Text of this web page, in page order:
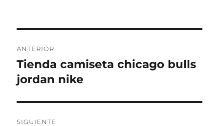
de
entradas
ANTERIOR
Entrada
anterior:
Tienda camiseta chicago bulls
jordan nike
SIGUIENTE